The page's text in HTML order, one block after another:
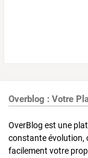
Overblog : Votre
OverBlog est une
constante évolution,
facilement votre